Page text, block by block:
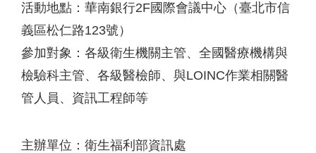
活動地點：華南銀行2F國際會議中心（臺北市信
義區松仁路123號）
參加對象：各級衛生機關主管、全國醫療機構與
檢驗科主管、各級醫檢師、與LOINC作業相關醫
管人員、資訊工程師等
主辦單位：衛生福利部資訊處